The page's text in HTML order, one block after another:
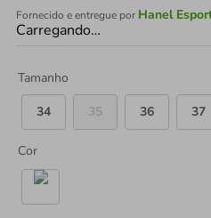
Fornecido e entregue por Hanel
Carregando…
Tamanho
34
35 36 37
Cor